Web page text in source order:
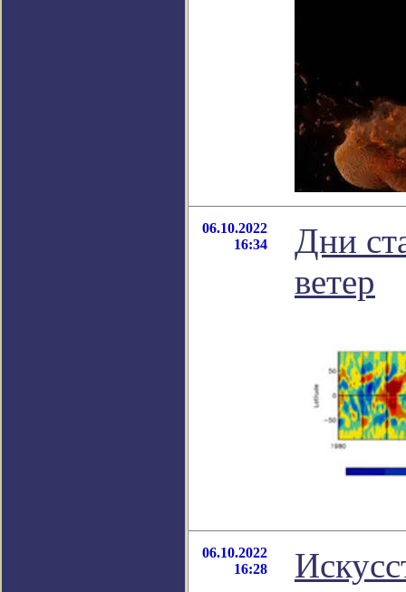
06.10.2022
16:34
Дни
ветер
06.10.2022
16:28